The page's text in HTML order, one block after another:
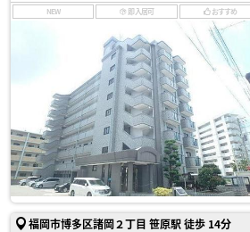
NEW 即入居可 おすすめ
福岡市博多区諸岡２丁目 笹原駅 徒歩 14分